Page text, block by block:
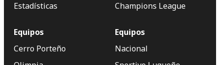
Estadísticas
Champions League
Equipos
Cerro Porteño
Equipos
Nacional